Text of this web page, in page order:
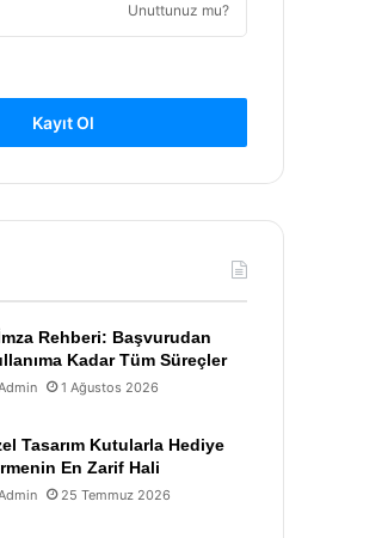
Unuttunuz mu?
Kayıt Ol
Rehberi: Başvurudan
Kadar Tüm Süreçler
1 Ağustos 2026
Tasarım Kutularla Hediye
En Zarif Hali
25 Temmuz 2026